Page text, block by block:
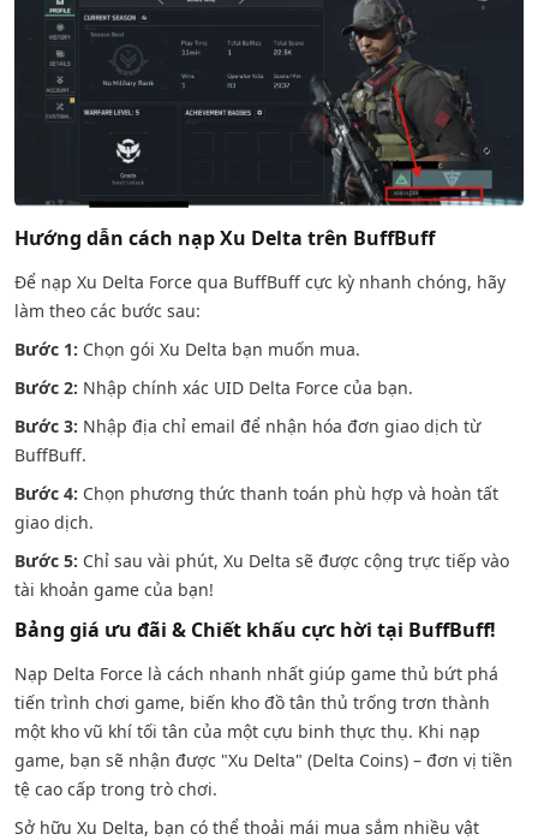
Hướng dẫn cách nạp Xu Delta trên BuffBuff
Để nạp Xu Delta Force qua BuffBuff cực kỳ nhanh chóng, hãy
làm theo các bước sau:
Bước 1: Chọn gói Xu Delta bạn muốn mua.
Bước 2: Nhập chính xác UID Delta Force của bạn.
Bước 3: Nhập địa chỉ email để nhận hóa đơn giao dịch từ
BuffBuff.
Bước 4: Chọn phương thức thanh toán phù hợp và hoàn tất
giao dịch.
Bước 5: Chỉ sau vài phút, Xu Delta sẽ được cộng trực tiếp vào
tài khoản game của bạn!
Bảng giá ưu đãi & Chiết khấu cực hời tại BuffBuff!
Nạp Delta Force là cách nhanh nhất giúp game thủ bứt phá
tiến trình chơi game, biến kho đồ tân thủ trống trơn thành
một kho vũ khí tối tân của một cựu binh thực thụ. Khi nạp
game, bạn sẽ nhận được "Xu Delta" (Delta Coins) – đơn vị tiền
tệ cao cấp trong trò chơi.
Sở hữu Xu Delta, bạn có thể thoải mái mua sắm nhiều vật